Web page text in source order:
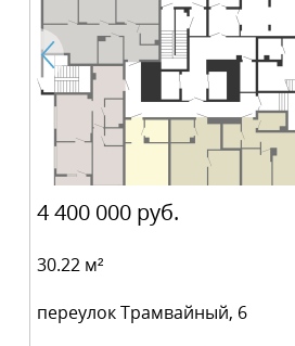
4 400 000 руб.
30.22 м²
переулок Трамвайный, 6